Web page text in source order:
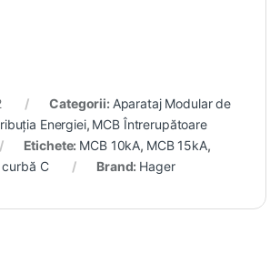
Categorii: Aparataj Modular de
Energiei, MCB Întrerupătoare
Etichete: MCB 10kA, MCB 15kA,
curbă C Brand: Hager